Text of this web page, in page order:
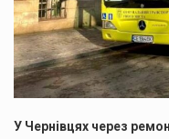
У Чернівцях через